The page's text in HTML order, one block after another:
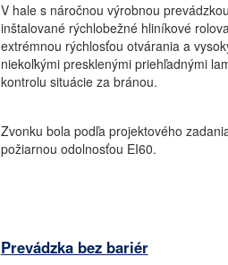
V hale s náročnou výrobnou
inštalované rýchlobežné hliníkové
extrémnou rýchlosťou otvárania a
niekoľkými presklenými priehľadnými
kontrolu situácie za bránou.
Zvonku bola podľa projektového
požiarnou odolnosťou EI60.
Prevádzka bez bariér